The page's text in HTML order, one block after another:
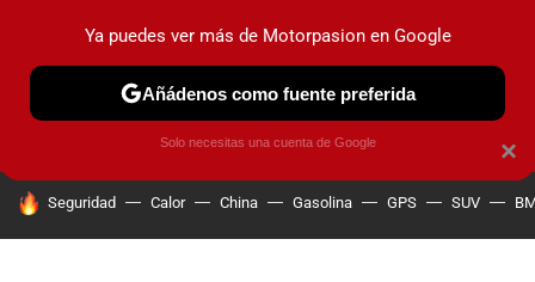
PRUEBAS COCHES ELÉCTRICOS OBSERVATORIO
HOY SE HABLA DE
Seguridad Calor China Gasolina GPS SUV
×
Ya puedes ver más de Motorpasion en Google
Añádenos como fuente preferida
Solo necesitas una cuenta de Google